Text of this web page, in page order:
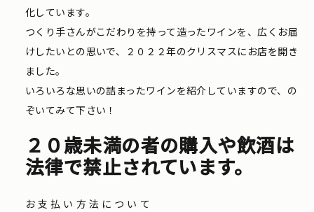
化しています。
つくり手さんがこだわりを持って造ったワインを、広くお届
けしたいとの思いで、２０２２年のクリスマスにお店を開き
ました。
いろいろな思いの詰まったワインを紹介していますので、の
ぞいてみて下さい！
２０歳未満の者の購入や飲酒は
法律で禁止されています。
お支払い方法について